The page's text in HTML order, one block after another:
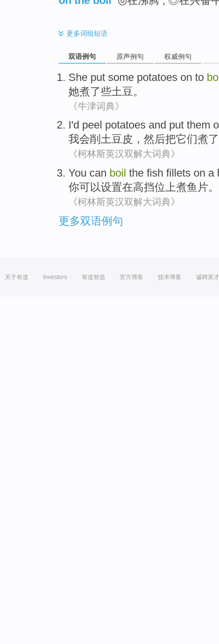
更多词组短语
双语例句 原声例句 权威例句
She put some potatoes on to
她煮了些土豆。
《牛津词典》
I'd peel potatoes and put them
我会削 土豆皮， 然后把它们煮
《柯林斯英汉双解大词典》
You can boil the fish fillets on a
你可以设置在高挡位上煮鱼片。
《柯林斯英汉双解大词典》
更多双语例句
关于有道 Investors 有道智选 官方博客 技术博客 诚聘英才